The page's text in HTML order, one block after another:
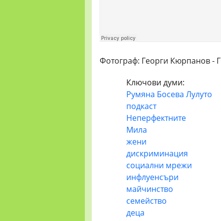
Фотограф: Георги Кюрпанов -
Ключови думи:
Румяна Босева Лулуто
подкаст
Неперфектните
Мила
жени
дискриминация
социални мрежи
инфлуенсъри
майчинство
семейство
деца